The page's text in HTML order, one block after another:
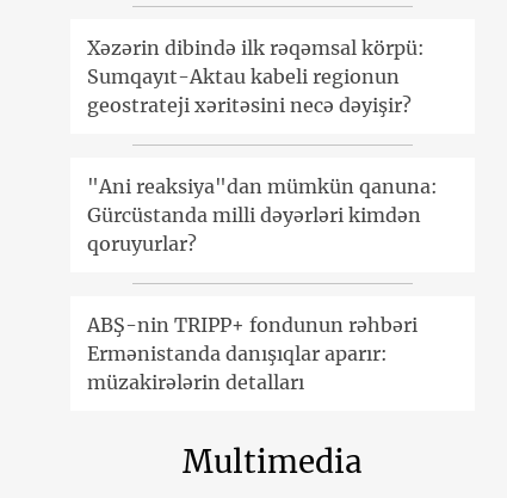
Xəzərin dibində ilk rəqəmsal körpü:
Sumqayıt-Aktau kabeli regionun
geostrateji xəritəsini necə dəyişir?
"Ani reaksiya"dan mümkün qanuna:
Gürcüstanda milli dəyərləri kimdən
qoruyurlar?
ABŞ-nin TRIPP+ fondunun rəhbəri
Ermənistanda danışıqlar aparır:
müzakirələrin detalları
Multimedia